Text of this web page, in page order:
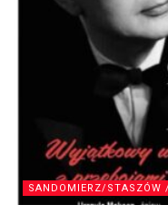
SANDOMIERZ/STASZÓW